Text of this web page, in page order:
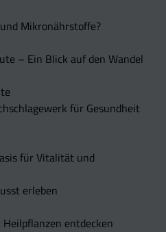
Mikronährstoffe?
– Ein Blick auf den Wandel
für Gesundheit
für Vitalität und
erleben
entdecken